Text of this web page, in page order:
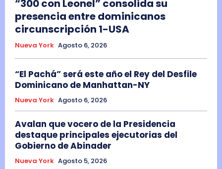
“300 con Leonel” consolida su
presencia entre dominicanos
circunscripción 1-USA
Nueva York Agosto 6, 2026
“El Pachá” será este año el Rey del Desfile
Dominicano de Manhattan-NY
Nueva York Agosto 6, 2026
Avalan que vocero de la Presidencia
destaque principales ejecutorias del
Gobierno de Abinader
Nueva York Agosto 5, 2026